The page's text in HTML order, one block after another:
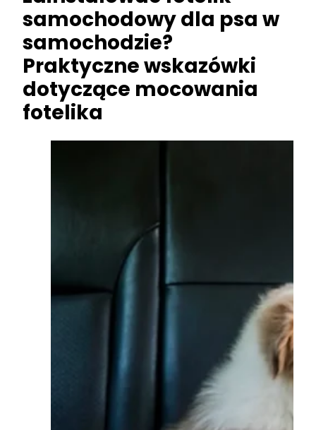
samochodowy dla psa w
samochodzie?
Praktyczne wskazówki
dotyczące mocowania
fotelika